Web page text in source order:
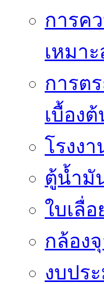
การค
เหมา
การต
เบื้อง
โรงง
ตู้น้ำมั
ใบเลื่
กล้อง
งบปร